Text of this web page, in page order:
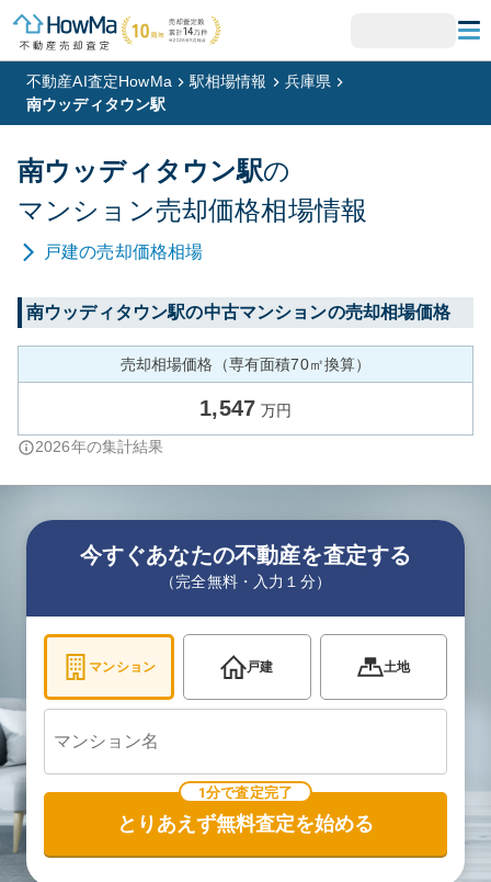
不動産AI査定HowMa 駅相場情報
兵庫県
南ウッディタウン駅
南ウッディタウン駅の
マンション売却価格相場情報
戸建の売却価格相場
南ウッディタウン駅の中古マンションの売却相場価格
売却相場価格（専有面積70㎡換算）
1,547 万円
2026年の集計結果
今すぐあなたの不動産を査定する
（完全無料・入力１分）
マンション 戸建 土地
1分で査定完了
とりあえず無料査定を始める